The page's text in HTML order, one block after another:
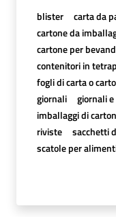
blister carta da
cartone da
cartone per
contenitori in
fogli di carta o
giornali
giornali
imballaggi di
riviste
sacchetti
scatole per